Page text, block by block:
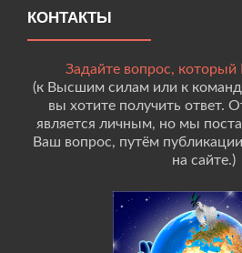
КОНТАКТЫ
Задайте вопрос, который
(к Высшим силам или к
вы хотите получить ответ.
является личным, но мы
Ваш вопрос, путём
на сайте.)